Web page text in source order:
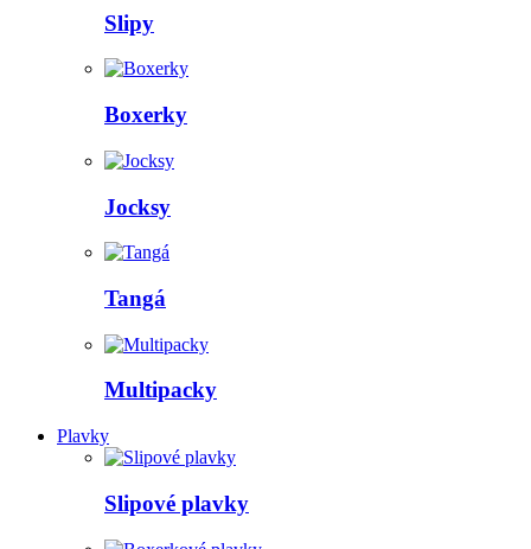
Slipy
Boxerky
Jocksy
Tangá
Multipacky
Plavky
Slipové plavky